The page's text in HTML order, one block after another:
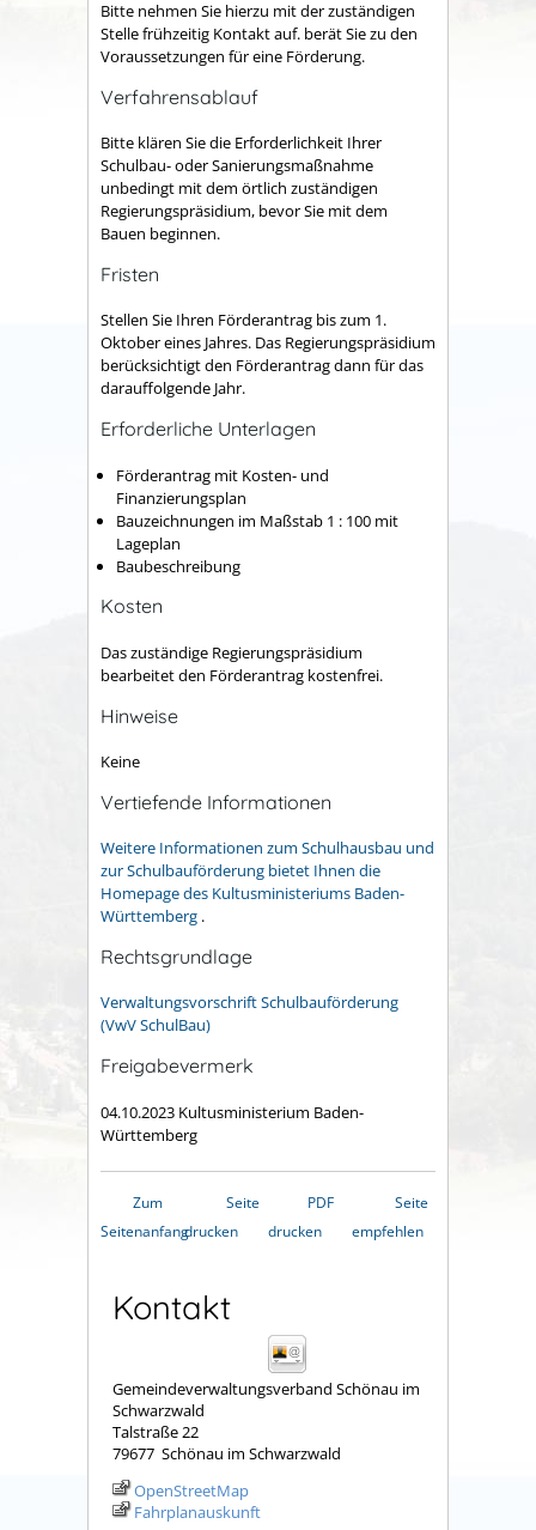
Bitte nehmen Sie hierzu mit der zuständigen
Stelle frühzeitig Kontakt auf. berät Sie zu den
Voraussetzungen für eine Förderung.
Verfahrensablauf
Bitte klären Sie die Erforderlichkeit Ihrer
Schulbau- oder Sanierungsmaßnahme
unbedingt mit dem örtlich zuständigen
Regierungspräsidium, bevor Sie mit dem
Bauen beginnen.
Fristen
Stellen Sie Ihren Förderantrag bis zum 1.
Oktober eines Jahres. Das Regierungspräsidium
berücksichtigt den Förderantrag dann für das
darauffolgende Jahr.
Erforderliche Unterlagen
Förderantrag mit Kosten- und
Finanzierungsplan
Bauzeichnungen im Maßstab 1 : 100 mit
Lageplan
Baubeschreibung
Kosten
Das zuständige Regierungspräsidium
bearbeitet den Förderantrag kostenfrei.
Hinweise
Keine
Vertiefende Informationen
Weitere Informationen zum Schulhausbau und
zur Schulbauförderung bietet Ihnen die
Homepage des Kultusministeriums Baden-
Württemberg .
Rechtsgrundlage
Verwaltungsvorschrift Schulbauförderung
(VwV SchulBau)
Freigabevermerk
04.10.2023 Kultusministerium Baden-
Württemberg
Zum
Seitenanfang
Seite
drucken
PDF
drucken
Seite
empfehlen
Kontakt
Gemeindeverwaltungsverband Schönau im
Schwarzwald
Talstraße 22
79677 Schönau im Schwarzwald
OpenStreetMap
Fahrplanauskunft